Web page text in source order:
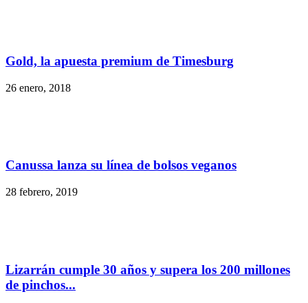
Gold, la apuesta premium de Timesburg
26 enero, 2018
Canussa lanza su línea de bolsos veganos
28 febrero, 2019
Lizarrán cumple 30 años y supera los 200 millones
de pinchos...